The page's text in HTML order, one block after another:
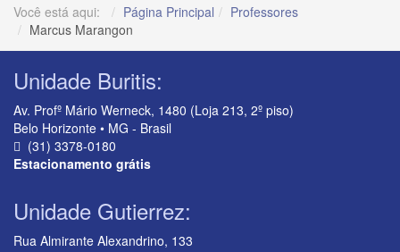
Você está aqui: Página Principal
Professores
Marcus Marangon
Unidade Buritis:
Av. Profº Mário Werneck, 1480 (Loja 213, 2º piso)
Belo Horizonte • MG - Brasil
(31) 3378-0180
Estacionamento grátis
Unidade Gutierrez:
Rua Almirante Alexandrino, 133